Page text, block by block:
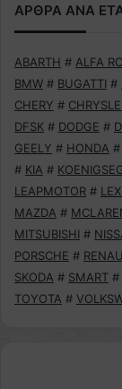
ΑΡΘΡΑ ΑΝΑ
ABARTH # ALFA
BMW # BUGATTI #
CHERY #
DFSK # DODGE #
GEELY # HONDA #
# KIA #
LEAPMOTOR #
MAZDA #
MITSUBISHI #
PORSCHE #
SKODA # SMART #
TOYOTA #